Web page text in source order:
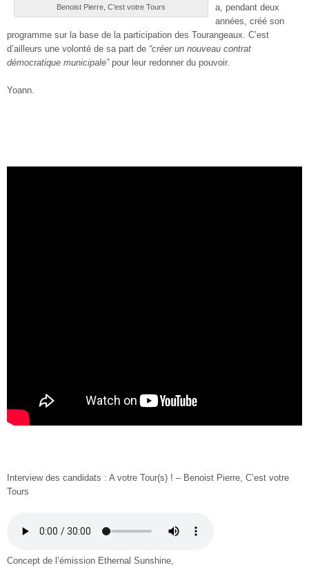
Benoist Pierre, C’est votre Tours
a, pendant deux
années, créé son
programme sur la base de la participation des Tourangeaux. C’est
d’ailleurs une volonté de sa part de “créer un nouveau contrat
démocratique municipale”pour leur redonner du pouvoir.
Yoann.
Interview des candidats : A votre Tour(s) ! – Benoist Pierre, C’est votre
Tours
Concept de l’émission Ethernal Sunshine,